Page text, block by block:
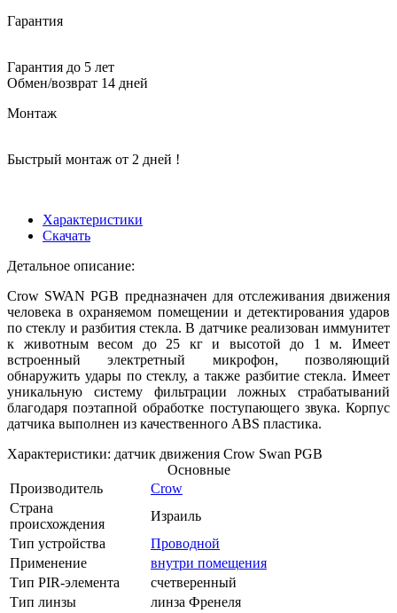
Гарантия
Гарантия до 5 лет
Обмен/возврат 14 дней
Монтаж
Быстрый монтаж от 2 дней !
Характеристики
Скачать
Детальное описание:
Crow SWAN PGB предназначен для отслеживания движения
человека в охраняемом помещении и детектирования ударов
по стеклу и разбития стекла. В датчике реализован иммунитет
к животным весом до 25 кг и высотой до 1 м. Имеет
встроенный электретный микрофон, позволяющий
обнаружить удары по стеклу, а также разбитие стекла. Имеет
уникальную систему фильтрации ложных страбатываний
благодаря поэтапной обработке поступающего звука. Корпус
датчика выполнен из качественного ABS пластика.
Характеристики: датчик движения Crow Swan PGB
Основные
Производитель
Crow
Страна
происхождения
Израиль
Тип устройства
Проводной
Применение
внутри помещения
Тип PIR-элемента
счетверенный
Тип линзы
линза Френеля